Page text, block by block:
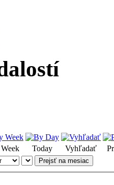
Today Vyhľadať
Prejsť na mesiac